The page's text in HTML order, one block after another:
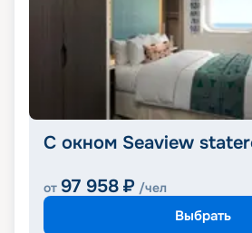
С окном Seaview
от 97 958 ₽ /чел
Выбрать